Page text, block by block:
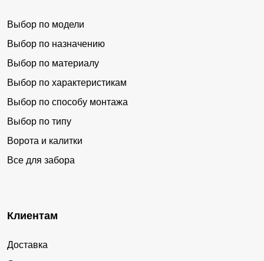
Выбор по модели
Выбор по назначению
Выбор по материалу
Выбор по характеристикам
Выбор по способу монтажа
Выбор по типу
Ворота и калитки
Все для забора
Клиентам
Доставка